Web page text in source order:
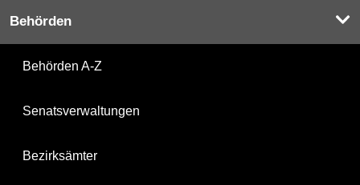
Behörden
Behörden A-Z
Senatsverwaltungen
Bezirksämter